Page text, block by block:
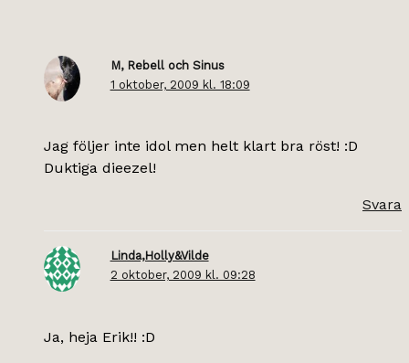
M, Rebell och Sinus
1 oktober, 2009 kl. 18:09
Jag följer inte idol men helt klart bra röst! :D
Duktiga dieezel!
Svara
Linda,Holly&Vilde
2 oktober, 2009 kl. 09:28
Ja, heja Erik!! :D